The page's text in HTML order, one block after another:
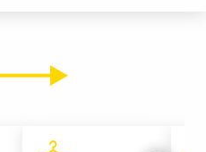
Próximo